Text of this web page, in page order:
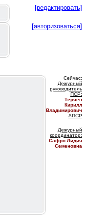
[редактировать]
[авторизоваться]
Сейчас:
Дежурный
руководитель
ПСР:
Теряев
Кирилл
Владимирович
АПСР
Дежурный
координатор:
Сафро Лидия
Семеновна